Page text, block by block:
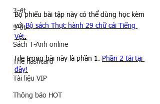
3-4t
5-6t
Sách T-Anh online
Thẻ flashcard
Tài liệu VIP
Thông báo HOT
Bộ phiếu bài tập này có thể dùng học kèm
với Bộ sách Thực hành 29 chữ cái Tiếng
Vệt.
File trong bài này là phần 1. Phần 2 tải tại
đây!